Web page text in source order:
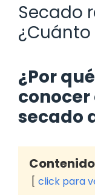
Secado
¿Por
secado
click para